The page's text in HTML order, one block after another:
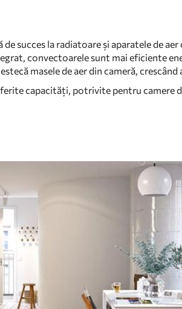
succes la radiatoare și aparatele de
convectoarele sunt mai eficiente
masele de aer din cameră,
capacități, potrivite pentru camere